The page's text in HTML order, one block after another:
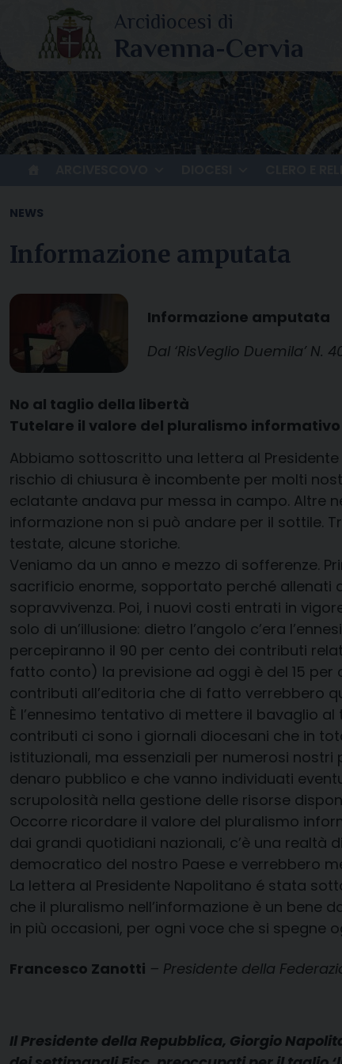
content
NEWS
Informazione amputata
Informazione amputata
Dal ‘RisVeglio Duemila’ N.
No al taglio della libertà
Tutelare il valore del pluralismo informativo
Abbiamo sottoscritto una lettera al
rischio di chiusura è incombente per molti
eclatante andava pur messa in campo. Altre
informazione non si può andare per il sottile.
testate, alcune storiche.
Veniamo da un anno e mezzo di sofferenze.
sacrificio enorme, sopportato perché allenati
sopravvivenza. Poi, i nuovi costi entrati in
solo di un’illusione: dietro l’angolo c’era
percepiranno il 90 per cento dei contributi
fatto conto) la previsione ad oggi è del 15 per
contributi all’editoria che di fatto verrebbero
È l’ennesimo tentativo di mettere il bavaglio
contributi ci sono i giornali diocesani che in
istituzionali, ma essenziali per numerosi
denaro pubblico e che vanno individuati
scrupolosità nella gestione delle risorse
Occorre ricordare il valore del pluralismo
dai grandi quotidiani nazionali, c’è una realtà
democratico del nostro Paese e verrebbero
La lettera al Presidente Napolitano é stata
che il pluralismo nell’informazione è un bene
in più occasioni, per ogni voce che si spegne
Francesco Zanotti – Presidente della
Il Presidente della Repubblica, Giorgio